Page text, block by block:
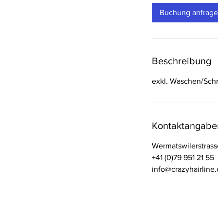
Buchung
Beschreibung
exkl. Waschen/
+41 (0)79 951 21 55